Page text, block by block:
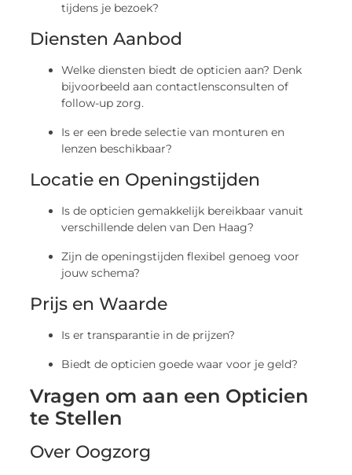
tijdens je bezoek?
Diensten Aanbod
Welke diensten biedt de opticien aan? Denk
bijvoorbeeld aan contactlensconsulten of
follow-up zorg.
Is er een brede selectie van monturen en
lenzen beschikbaar?
Locatie en Openingstijden
Is de opticien gemakkelijk bereikbaar vanuit
verschillende delen van Den Haag?
Zijn de openingstijden flexibel genoeg voor
jouw schema?
Prijs en Waarde
Is er transparantie in de prijzen?
Biedt de opticien goede waar voor je geld?
Vragen om aan een Opticien
te Stellen
Over Oogzorg